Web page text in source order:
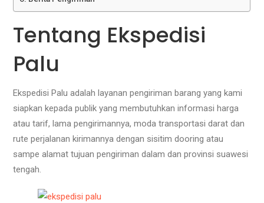
Tentang Ekspedisi
Palu
Ekspedisi Palu adalah layanan pengiriman barang yang kami
siapkan kepada publik yang membutuhkan informasi harga
atau tarif, lama pengirimannya, moda transportasi darat dan
rute perjalanan kirimannya dengan sisitim dooring atau
sampe alamat tujuan pengiriman dalam dan provinsi suawesi
tengah.